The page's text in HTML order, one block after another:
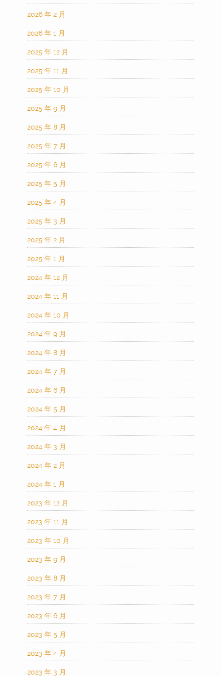
2026 年 2 月
2026 年 1 月
2025 年 12 月
2025 年 11 月
2025 年 10 月
2025 年 9 月
2025 年 8 月
2025 年 7 月
2025 年 6 月
2025 年 5 月
2025 年 4 月
2025 年 3 月
2025 年 2 月
2025 年 1 月
2024 年 12 月
2024 年 11 月
2024 年 10 月
2024 年 9 月
2024 年 8 月
2024 年 7 月
2024 年 6 月
2024 年 5 月
2024 年 4 月
2024 年 3 月
2024 年 2 月
2024 年 1 月
2023 年 12 月
2023 年 11 月
2023 年 10 月
2023 年 9 月
2023 年 8 月
2023 年 7 月
2023 年 6 月
2023 年 5 月
2023 年 4 月
2023 年 3 月